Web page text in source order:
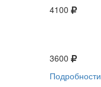
4100
3600
Подробности